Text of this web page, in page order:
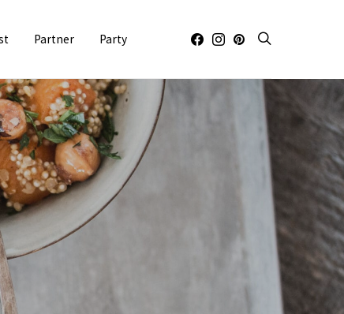
Partner Party